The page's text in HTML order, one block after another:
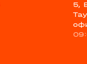
5,